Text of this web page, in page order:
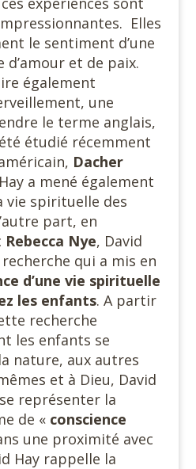
Elles
le sentiment d’une
et de paix.
également
une
le terme anglais,
étudié récemment
Dacher
a mené également
vie spirituelle des
part, en
Rebecca Nye, David
qui a mis en
d’une vie spirituelle
les enfants. A partir
recherche
les enfants se
nature, aux autres
et à Dieu, David
représenter la
de « conscience
une proximité avec
Hay rappelle la